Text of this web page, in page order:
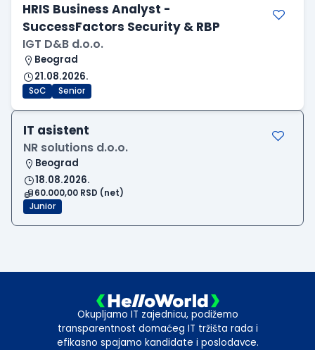
HRIS Business Analyst -
SuccessFactors Security & RBP
IGT D&B d.o.o.
Beograd
21.08.2026.
SoC Senior
IT asistent
NR solutions d.o.o.
Beograd
18.08.2026.
60.000,00 RSD (net)
Junior
Okupljamo IT zajednicu, podižemo
transparentnost domaćeg IT tržišta rada i
efikasno spajamo kandidate i poslodavce.